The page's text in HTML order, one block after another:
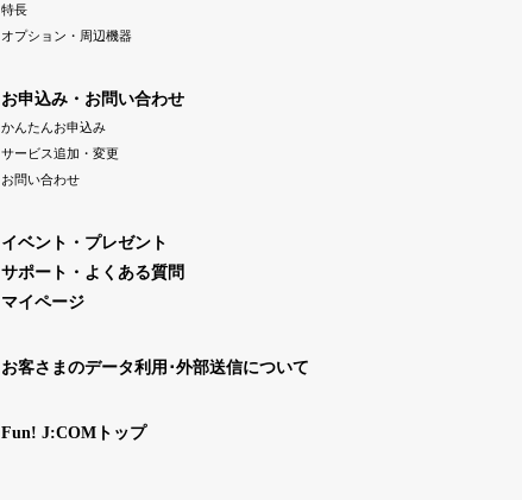
特長
オプション・周辺機器
お申込み・お問い合わせ
かんたんお申込み
サービス追加・変更
お問い合わせ
イベント・プレゼント
サポート・よくある質問
マイページ
お客さまのデータ利用･外部送信について
Fun! J:COMトップ